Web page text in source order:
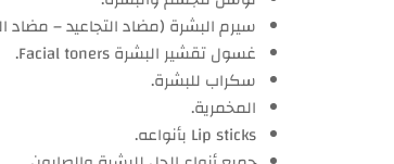
سيرم البشرة (مضاد التجاعيد – مضاد
غسول تقشير البشرة Facial toners.
سكراب للبشرة.
المخمرية.
Lip sticks بأنواعه.